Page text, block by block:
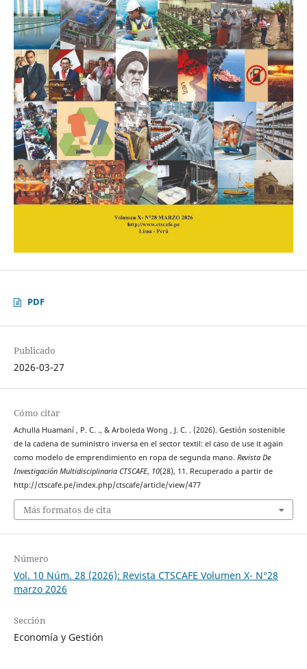
PDF
Publicado
2026-03-27
Cómo citar
Achulla Huamaní , P. C. ., & Arboleda Wong , J. C. . (2026). Gestión sostenible
de la cadena de suministro inversa en el sector textil: el caso de use it again
como modelo de emprendimiento en ropa de segunda mano. Revista De
Investigación Multidisciplinaria CTSCAFE, 10(28), 11. Recuperado a partir de
http://ctscafe.pe/index.php/ctscafe/article/view/477
Más formatos de cita
Número
Vol. 10 Núm. 28 (2026): Revista CTSCAFE Volumen X- N°28
marzo 2026
Sección
Economía y Gestión